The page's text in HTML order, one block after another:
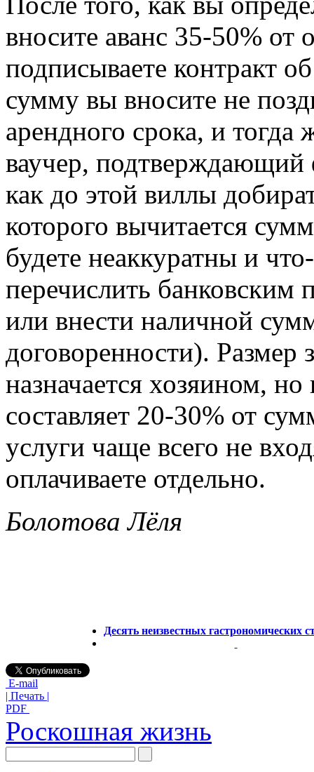
вносите аванс 35-50%
подписываете контракт
сумму вы вносите не
арендного срока, и тогда
ваучер, подтверждающий
как до этой виллы
которого вычитается
будете неаккуратны и
перечислить банковским
или внести наличной
договоренности). Размер
назначается хозяином,
составляет 20-30% от
услуги чаще всего не
оплачиваете отдельно.
Болотова Лёля
Десять неизвестных гастрономических
E-mail
| Печать |
PDF
Роскошная жизнь